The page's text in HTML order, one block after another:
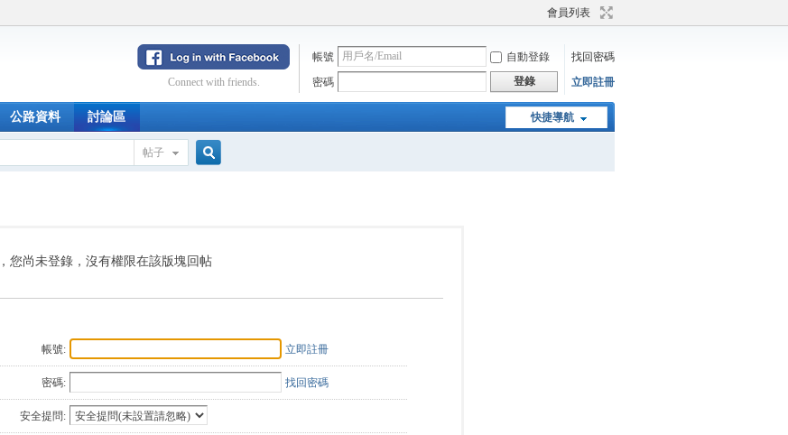
會員列表
帳號 自動登錄
找回密碼
密碼
登錄 立即註冊
Connect with friends.
快捷導航
公路資料 討論區
帖子
索
您尚未登錄，沒有權限在該版塊回帖
帳號: 立即註冊
密碼: 找回密碼
安全提問: